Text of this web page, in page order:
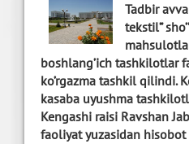
Tadbir
tekstil”
boshlang’ich tashkilotlar
ko’rgazma tashkil qilindi.
kasaba uyushma
Kengashi raisi Ravshan
faoliyat yuzasidan hisobot